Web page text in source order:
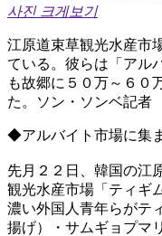
사진 크게보기
江原道束草観光水産市
ている。彼らは「アル
も故郷に５０万～６０
た。ソン・ソンベ記者
◆アルバイト市場に集
先月２２日、韓国の江
観光水産市場「ティギ
濃い外国人青年らがテ
揚げ）・サムギョプマ